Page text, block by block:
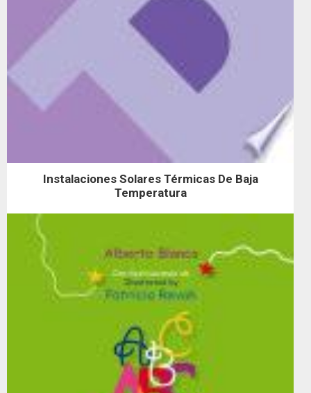
Instalaciones Solares Térmicas De Baja
Temperatura